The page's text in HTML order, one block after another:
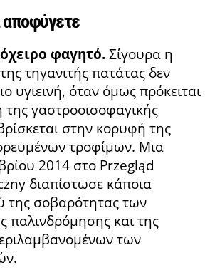
αποφύγετε
φαγητό.Σίγουρα η
τηγανιτής πατάτας δεν
υγιεινή, όταν όμως πρόκειται
γαστροοισοφαγικής
στην κορυφή της
τροφίμων. Μια
2014 στο Przegląd
διαπίστωσε κάποια
της σοβαρότητας των
και της
των